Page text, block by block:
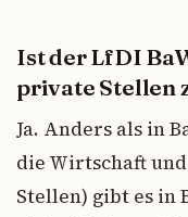
Ist der LfDI
private Stellen
Ja. Anders als in
die Wirtschaft
Stellen) gibt es in